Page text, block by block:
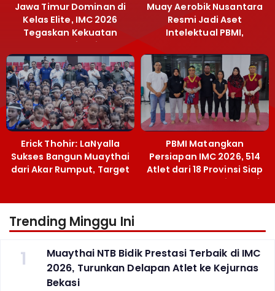
Jawa Timur Dominan di
Kelas Elite, IMC 2026
Tegaskan Kekuatan
Muaythai Jatim
Muay Aerobik Nusantara
Resmi Jadi Aset
Intelektual PBMI,
Terobosan Bangun
Grassroots
Erick Thohir: LaNyalla
Sukses Bangun Muaythai
dari Akar Rumput, Target
PBMI Matangkan
Persiapan IMC 2026, 514
Atlet dari 18 Provinsi Siap
Berlaga Besok di Bekasi
Trending Minggu Ini
1
Muaythai NTB Bidik Prestasi Terbaik di IMC
2026, Turunkan Delapan Atlet ke Kejurnas
Bekasi